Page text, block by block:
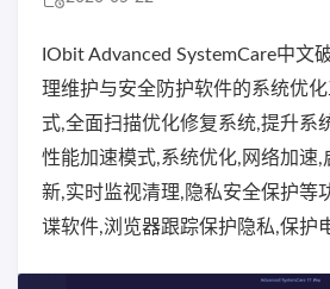
IObit Advanced SystemCare中文
理维护与安全防护软件的系统优
式,全面扫描优化修复系统,提升系
性能加速模式,系统优化,网络加速,
新,实时监视清理,隐私安全保护等
谍软件,浏览器跟踪保护隐私,保护